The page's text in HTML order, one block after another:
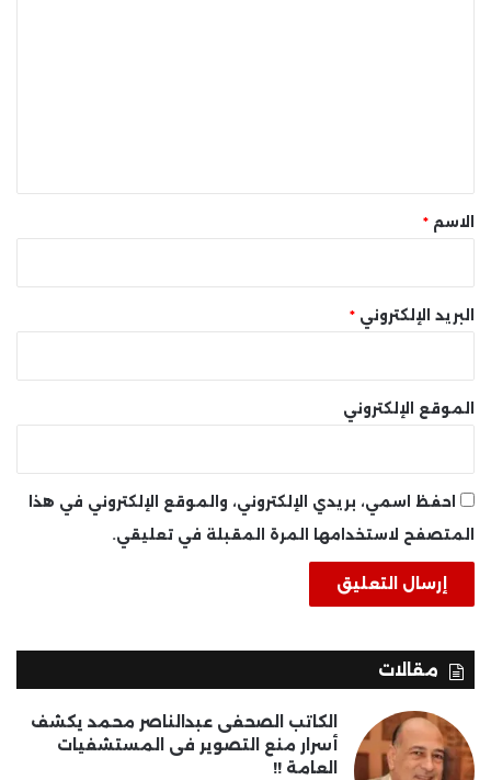
* الاسم *
البريد الإلكتروني *
الموقع الإلكتروني
احفظ اسمي، بريدي الإلكتروني، والموقع الإلكتروني في هذا
المتصفح لاستخدامها المرة المقبلة في تعليقي.
مقالات
الكاتب الصحفى عبدالناصر محمد يكشف
أسرار منع التصوير فى المستشفيات
العامة !!